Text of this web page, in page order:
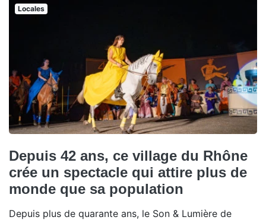
Locales
Depuis 42 ans, ce village du Rhône
crée un spectacle qui attire plus de
monde que sa population
Depuis plus de quarante ans, le Son & Lumière de